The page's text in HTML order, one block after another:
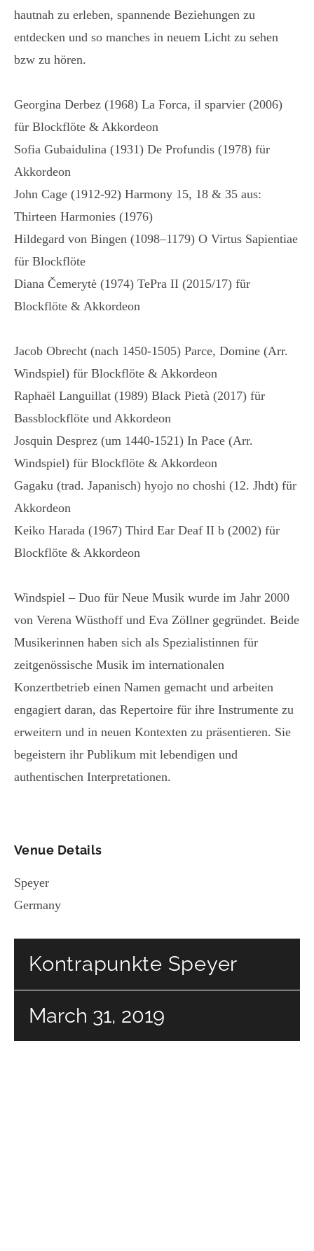
hautnah zu erleben, spannende Beziehungen zu
entdecken und so manches in neuem Licht zu sehen
bzw zu hören.
Georgina Derbez (1968) La Forca, il sparvier (2006)
für Blockflöte & Akkordeon
Sofia Gubaidulina (1931) De Profundis (1978) für
Akkordeon
John Cage (1912-92) Harmony 15, 18 & 35 aus:
Thirteen Harmonies (1976)
Hildegard von Bingen (1098–1179) O Virtus Sapientiae
für Blockflöte
Diana Čemerytė (1974) TePra II (2015/17) für
Blockflöte & Akkordeon
Jacob Obrecht (nach 1450-1505) Parce, Domine (Arr.
Windspiel) für Blockflöte & Akkordeon
Raphaël Languillat (1989) Black Pietà (2017) für
Bassblockflöte und Akkordeon
Josquin Desprez (um 1440-1521) In Pace (Arr.
Windspiel) für Blockflöte & Akkordeon
Gagaku (trad. Japanisch) hyojo no choshi (12. Jhdt) für
Akkordeon
Keiko Harada (1967) Third Ear Deaf II b (2002) für
Blockflöte & Akkordeon
Windspiel – Duo für Neue Musik wurde im Jahr 2000
von Verena Wüsthoff und Eva Zöllner gegründet. Beide
Musikerinnen haben sich als Spezialistinnen für
zeitgenössische Musik im internationalen
Konzertbetrieb einen Namen gemacht und arbeiten
engagiert daran, das Repertoire für ihre Instrumente zu
erweitern und in neuen Kontexten zu präsentieren. Sie
begeistern ihr Publikum mit lebendigen und
authentischen Interpretationen.
Venue Details
Speyer
Germany
Kontrapunkte Speyer
March 31, 2019